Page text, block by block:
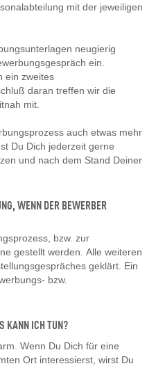
mit der jeweiligen
neugierig
ein.
ein zweites
daran treffen wir die
mit.
auch etwas mehr
Du Dich jederzeit gerne
und nach dem Stand Deiner
WENN DER BEWERBER
bzw. zur
gestellt werden. Alle weiteren
geklärt. Ein
bzw.
KANN ICH TUN?
Wenn Du Dich für eine
Ort interessierst, wirst Du